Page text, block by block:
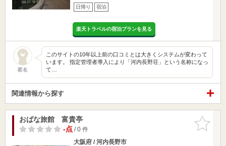
日帰り 宿泊
楽天トラベルの宿泊プランを見る
匿名
このサイトの10年以上前の口コミとは大きくシステムが変わって
います。 指定管理者導入により「河内長野荘」という名称になっ
て…
関連情報から探す
お気に入
りに追加
おばな旅館 富貴亭
-点/ 0 件
大阪府 / 河内長野市